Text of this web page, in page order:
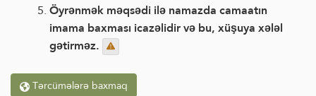
Öyrənmək məqsədi ilə namazda camaatın
imama baxması icazəlidir və bu, xüşuya xələl
gətirməz.
Tərcümələrə baxmaq